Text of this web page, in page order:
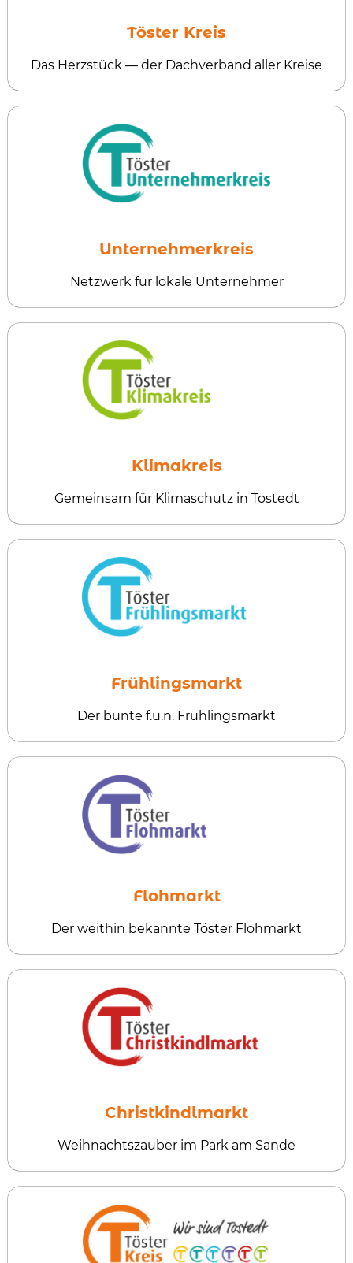
Töster Kreis
Das Herzstück — der Dachverband aller Kreise
Unternehmerkreis
Netzwerk für lokale Unternehmer
Klimakreis
Gemeinsam für Klimaschutz in Tostedt
Frühlingsmarkt
Der bunte f.u.n. Frühlingsmarkt
Flohmarkt
Der weithin bekannte Töster Flohmarkt
Christkindlmarkt
Weihnachtszauber im Park am Sande